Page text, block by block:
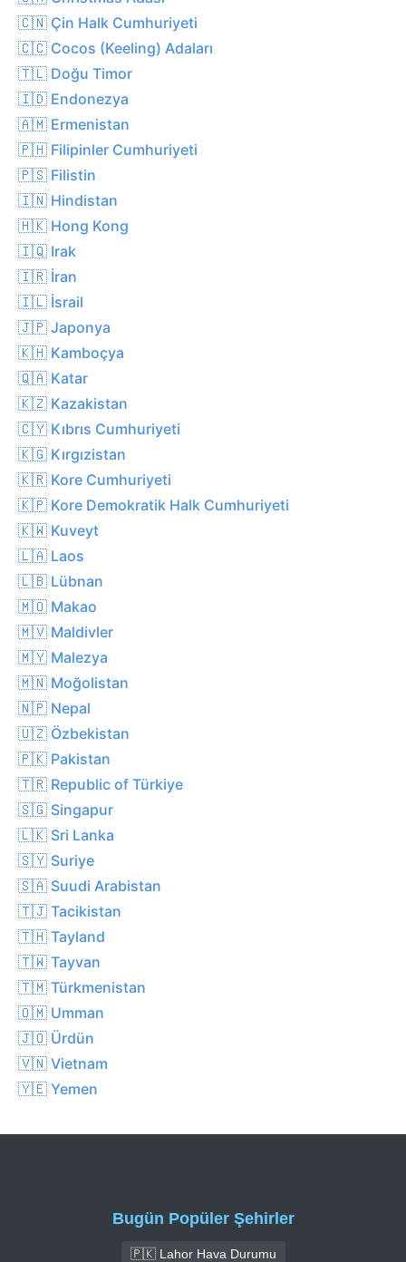
🇨🇳 Çin Halk Cumhuriyeti
🇨🇨 Cocos (Keeling) Adaları
🇹🇱 Doğu Timor
🇮🇩 Endonezya
🇦🇲 Ermenistan
🇵🇭 Filipinler Cumhuriyeti
🇵🇸 Filistin
🇮🇳 Hindistan
🇭🇰 Hong Kong
🇮🇶 Irak
🇮🇷 İran
🇮🇱 İsrail
🇯🇵 Japonya
🇰🇭 Kamboçya
🇶🇦 Katar
🇰🇿 Kazakistan
🇨🇾 Kıbrıs Cumhuriyeti
🇰🇬 Kırgızistan
🇰🇷 Kore Cumhuriyeti
🇰🇵 Kore Demokratik Halk Cumhuriyeti
🇰🇼 Kuveyt
🇱🇦 Laos
🇱🇧 Lübnan
🇲🇴 Makao
🇲🇻 Maldivler
🇲🇾 Malezya
🇲🇳 Moğolistan
🇳🇵 Nepal
🇺🇿 Özbekistan
🇵🇰 Pakistan
🇹🇷 Republic of Türkiye
🇸🇬 Singapur
🇱🇰 Sri Lanka
🇸🇾 Suriye
🇸🇦 Suudi Arabistan
🇹🇯 Tacikistan
🇹🇭 Tayland
🇹🇼 Tayvan
🇹🇲 Türkmenistan
🇴🇲 Umman
🇯🇴 Ürdün
🇻🇳 Vietnam
🇾🇪 Yemen
Bugün Popüler Şehirler
🇵🇰 Lahor Hava Durumu